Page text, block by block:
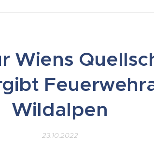
Wiens
Wildalpen
23.10.2022